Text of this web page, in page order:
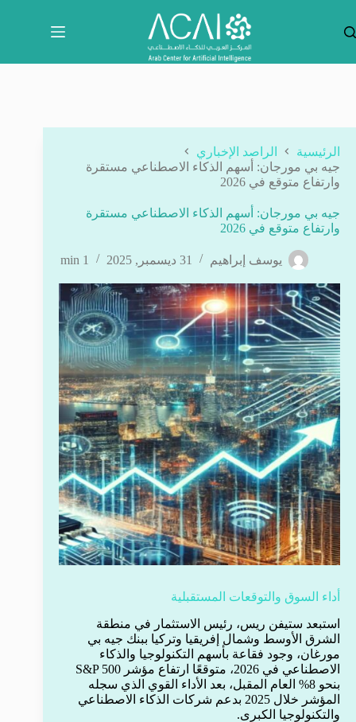
المحتوى
الرئيسية
الراصد الإخباري
جيه بي مورجان: أسهم الذكاء الاصطناعي مستقرة
وارتفاع متوقع في 2026
جيه بي مورجان: أسهم الذكاء الاصطناعي مستقرة
وارتفاع متوقع في 2026
يوسف إبراهيم 31 ديسمبر, 2025 1 min
أداء السوق والتوقعات المستقبلية
استبعد ستيفن ريس، رئيس الاستثمار في منطقة
الشرق الأوسط وشمال إفريقيا وتركيا ببنك جيه بي
مورغان، وجود فقاعة بأسهم التكنولوجيا والذكاء
الاصطناعي في 2026، متوقعًا ارتفاع مؤشر S&P 500
بنحو 8% العام المقبل، بعد الأداء القوي الذي سجله
المؤشر خلال 2025 بدعم شركات الذكاء الاصطناعي
والتكنولوجيا الكبرى.